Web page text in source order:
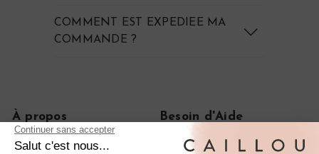
COMMENT EST EXPEDIEE MA
COMMANDE ?
À propos
Notre histoire
Besoin d'Aide